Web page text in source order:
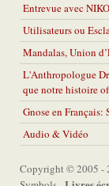
Entrevue avec
Utilisateurs ou
Mandalas, Union
L'Anthropologue
que notre histoire
Gnose en Français:
Audio & Vidéo
Copyright © 2005 -